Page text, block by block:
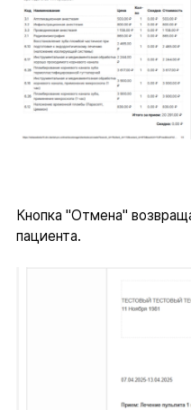
Кнопка "Отмена"
пациента.